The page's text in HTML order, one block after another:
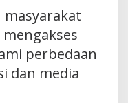
perbedaan
dan media